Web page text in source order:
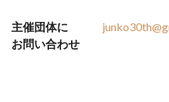
主催団体に
お問い合わせ